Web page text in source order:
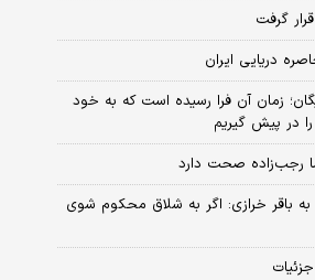
گرفت
دریایی ایران
زمان آن فرا رسیده است که به خود
در پیش گیریم
رجب‌زاده صحت دارد
باقر خرازی: اگر به شلاق محکوم شوی